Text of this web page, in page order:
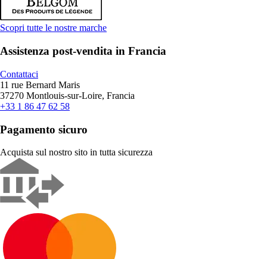
Scopri tutte le nostre marche
Assistenza post-vendita in Francia
Contattaci
11 rue Bernard Maris
37270 Montlouis-sur-Loire, Francia
+33 1 86 47 62 58
Pagamento sicuro
Acquista sul nostro sito in tutta sicurezza